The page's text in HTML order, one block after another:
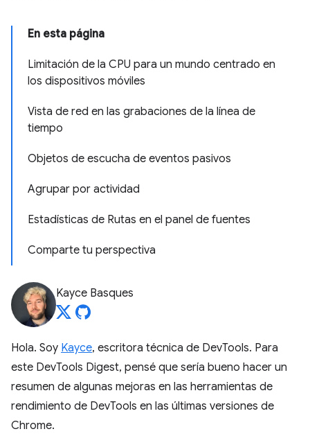
En esta página
Limitación de la CPU para un mundo centrado en
los dispositivos móviles
Vista de red en las grabaciones de la línea de
tiempo
Objetos de escucha de eventos pasivos
Agrupar por actividad
Estadísticas de Rutas en el panel de fuentes
Comparte tu perspectiva
Kayce Basques
Hola. Soy Kayce, escritora técnica de DevTools. Para
este DevTools Digest, pensé que sería bueno hacer un
resumen de algunas mejoras en las herramientas de
rendimiento de DevTools en las últimas versiones de
Chrome.